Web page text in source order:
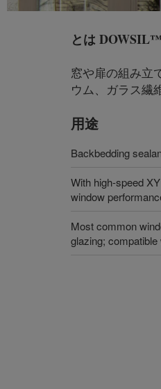
とはDOWSIL™
窓や扉の組み立
ウム、ガラス繊
用途
Backbedding
With high-speed
window
Most common
glazing;